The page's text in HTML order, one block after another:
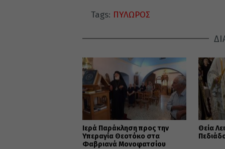
Tags: ΠΥΛΩΡΟΣ
Ιερά Παράκληση προς την
Υπεραγία Θεοτόκο στα
Φαβριανά Μονοφατσίου
Θεία